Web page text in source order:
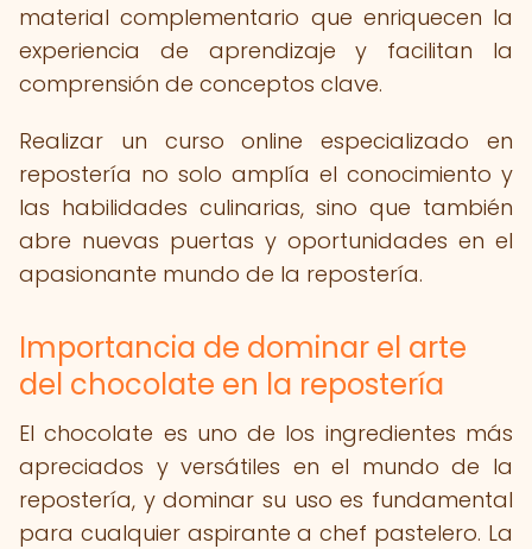
material complementario que enriquecen la
experiencia de aprendizaje y facilitan la
comprensión de conceptos clave.
Realizar un curso online especializado en
repostería no solo amplía el conocimiento y
las habilidades culinarias, sino que también
abre nuevas puertas y oportunidades en el
apasionante mundo de la repostería.
Importancia de dominar el arte
del chocolate en la repostería
El chocolate es uno de los ingredientes más
apreciados y versátiles en el mundo de la
repostería, y dominar su uso es fundamental
para cualquier aspirante a chef pastelero. La